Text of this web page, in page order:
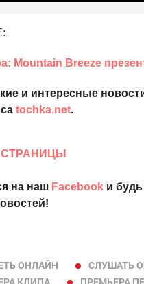
Mountain Breeze
и интересные
tochka.net.
СТРАНИЦЫ
на наш Facebook и
ОНЛАЙН СЛУШАТЬ
КЛИПА
ПРЕМЬЕРА